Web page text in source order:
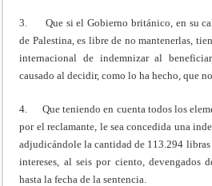
3. Que si el Gobierno británico, en su
de Palestina, es libre de no mantenerlas,
internacional de indemnizar al
causado al decidir, como lo ha hecho, que
4. Que teniendo en cuenta todos los
por el reclamante, le sea concedida una
adjudicándole la cantidad de 113.294 libras
intereses, al seis por ciento, devengados
hasta la fecha de la sentencia.